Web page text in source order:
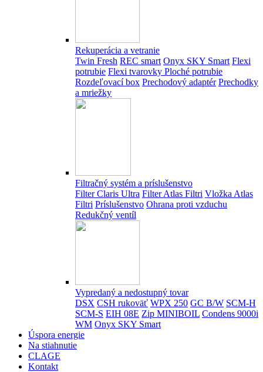
Rekuperácia a vetranie
Twin Fresh REC smart Onyx SKY Smart Flexi
potrubie Flexi tvarovky Ploché potrubie
Rozdeľovací box Prechodový adaptér Prechodky
a mriežky
Filtračný systém a príslušenstvo
Filter Claris Ultra Filter Atlas Filtri Vložka Atlas
Filtri Príslušenstvo Ohrana proti vzduchu
Redukčný ventíl
Vypredaný a nedostupný tovar
DSX CSH rukoväť WPX 250 GC B/W SCM-H
SCM-S EIH 08E Zip MINIBOIL Condens 9000i
WM Onyx SKY Smart
Úspora energie
Na stiahnutie
CLAGE
Kontakt